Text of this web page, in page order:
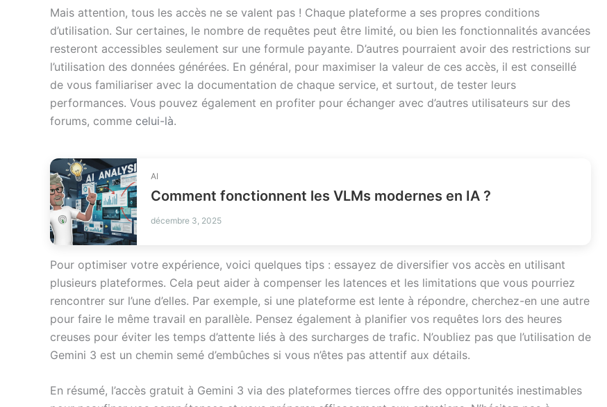
Mais attention, tous les accès ne se valent pas ! Chaque plateforme a ses propres conditions
d’utilisation. Sur certaines, le nombre de requêtes peut être limité, ou bien les fonctionnalités avancées
resteront accessibles seulement sur une formule payante. D’autres pourraient avoir des restrictions sur
l’utilisation des données générées. En général, pour maximiser la valeur de ces accès, il est conseillé
de vous familiariser avec la documentation de chaque service, et surtout, de tester leurs
performances. Vous pouvez également en profiter pour échanger avec d’autres utilisateurs sur des
forums, comme celui-là.
AI
Comment fonctionnent les VLMs modernes en IA ?
décembre 3, 2025
Pour optimiser votre expérience, voici quelques tips : essayez de diversifier vos accès en utilisant
plusieurs plateformes. Cela peut aider à compenser les latences et les limitations que vous pourriez
rencontrer sur l’une d’elles. Par exemple, si une plateforme est lente à répondre, cherchez-en une autre
pour faire le même travail en parallèle. Pensez également à planifier vos requêtes lors des heures
creuses pour éviter les temps d’attente liés à des surcharges de trafic. N’oubliez pas que l’utilisation de
Gemini 3 est un chemin semé d’embûches si vous n’êtes pas attentif aux détails.
En résumé, l’accès gratuit à Gemini 3 via des plateformes tierces offre des opportunités inestimables